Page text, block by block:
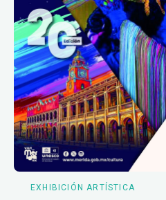
EXHIBICIÓN ARTÍSTICA